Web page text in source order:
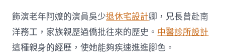
飾演老年阿嬤的演員吳少退休宅設計卿，兄長曾赴南
洋務工，家族親歷過僑批往來的歷史。 中醫診所設計
這種親身的經歷，使她能夠疾速進進腳色。